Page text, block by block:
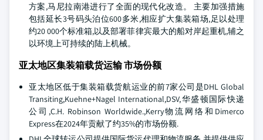
方案,马尼拉南港进行了全面的现代化改造。 主要加强措施
包括延长3号码头泊位600多米,相应扩大集装箱场,足以处理
约20 000个标准箱,以及部署菲律宾最大的船对岸起重机,辅之
以环境上可持续的陆上机械。
亚太地区集装箱载货运输 市场份额
亚太地区低于集装箱载货航运业的前7家公司是DHL Global
Transiting,Kuehne+Nagel International,DSV,华盛顿国际快递
公司,C.H. Robinson Worldwide.,Kerry物流网络和Dimerco
Express在2024年贡献了约35%的市场份额.